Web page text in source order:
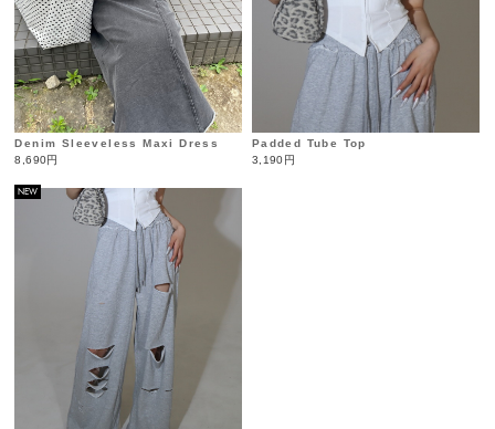
Denim Sleeveless Maxi Dress
8,690円
Padded Tube Top
3,190円
NEW